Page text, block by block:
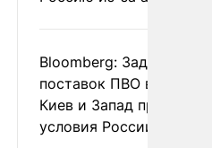
Bloomberg: Задержка
поставок ПВО вынудит
Киев и Запад принять
условия России